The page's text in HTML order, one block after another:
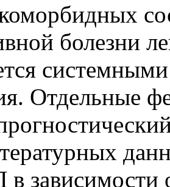
болезни
Отдельные
зависимости